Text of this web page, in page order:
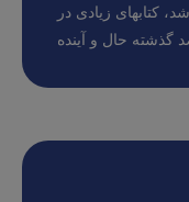
کتابهای زیادی در